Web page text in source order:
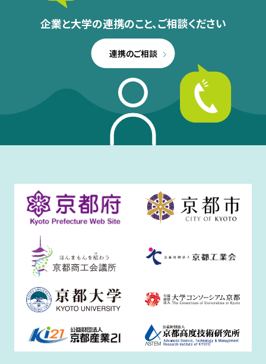
企業と大学の連携のこと、ご相談ください
連携のご相談